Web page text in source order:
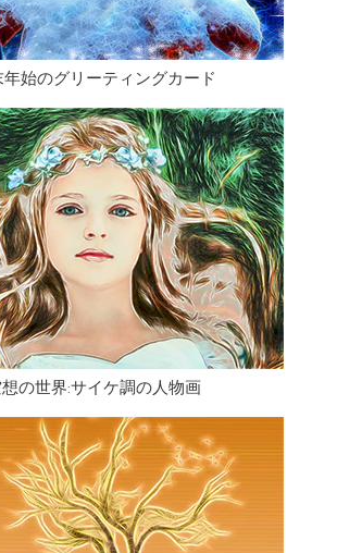
年始のグリーティングカード
の世界:サイケ調の人物画